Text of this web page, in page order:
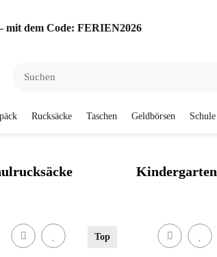
mit dem Code: FERIEN2026
Rucksäcke Taschen Geldbörsen Schule
Kindergarten
Top